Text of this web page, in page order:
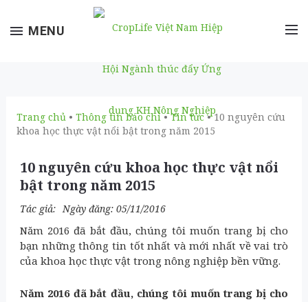
ToggleMENU
Trang chủ• Thông tin báo chí•Tin tức• 10 nguyên cứu
khoa học thực vật nổi bật trong năm 2015
10 nguyên cứu khoa học thực vật nổi
bật trong năm 2015
Tác giả: Ngày đăng: 05/11/2016
Năm 2016 đã bắt đầu, chúng tôi muốn trang bị cho
bạn những thông tin tốt nhất và mới nhất về vai trò
của khoa học thực vật trong nông nghiệp bền vững.
Năm 2016 đã bắt đầu, chúng tôi muốn trang bị cho